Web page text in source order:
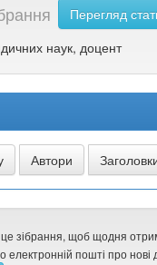
Перегляд
наук, доцент
це зібрання, щоб щодня
електронній пошті про нові